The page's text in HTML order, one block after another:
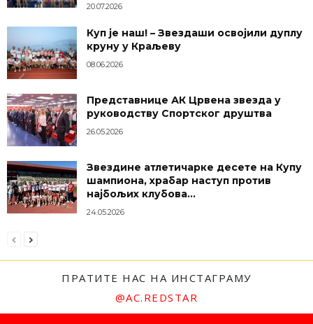
20.07.2026
Куп је наш! – Звездаши освојили дуплу
круну у Краљеву
08.06.2026
Представнице АК Црвена звезда у
руководству Спортског друштва
26.05.2026
Звездине атлетичарке десете на Купу
шампиона, храбар наступ против
најбољих клубова...
24.05.2026
ПРАТИТЕ НАС НА ИНСТАГРАМУ
@AC.REDSTAR